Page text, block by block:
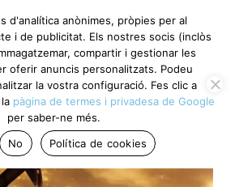
d'analítica anònimes, pròpies per al
i de publicitat. Els nostres socis (inclòs
compartir i gestionar les
oferir anuncis personalitzats. Podeu
la vostra configuració. Fes clic a
pàgina de termes i privadesa de Google
per saber-ne més.
No Política de cookies